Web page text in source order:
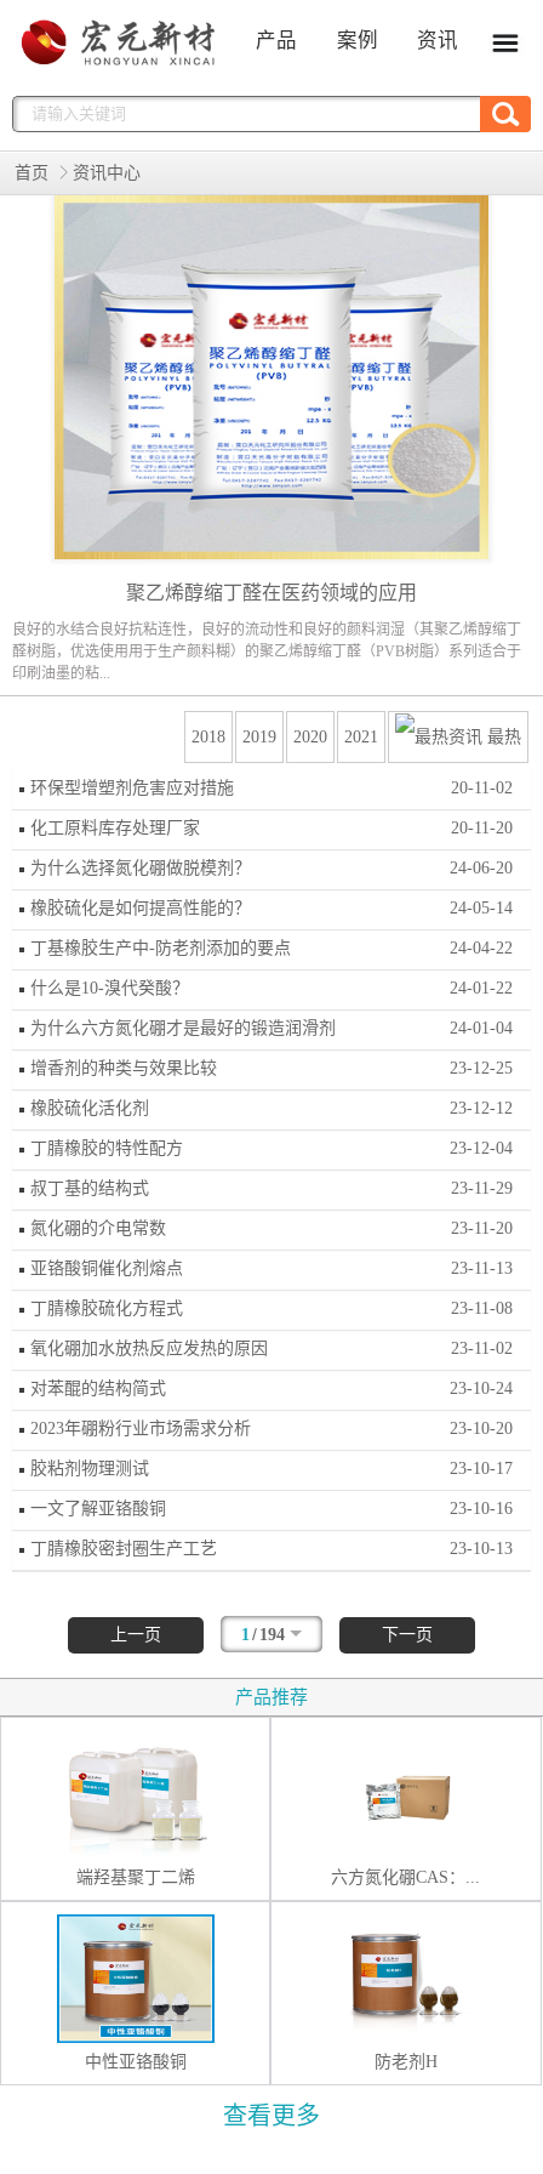
产品 案例 资讯
首页 资讯中心
聚乙烯醇缩丁醛在医药领域的应用
良好的水结合良好抗粘连性，良好的流动性和良好的颜料润湿（其聚乙烯醇缩丁
醛树脂，优选使用用于生产颜料糊）的聚乙烯醇缩丁醛（PVB树脂）系列适合于
印刷油墨的粘...
2018 2019 2020 2021 最热
环保型增塑剂危害应对措施 20-11-02
化工原料库存处理厂家 20-11-20
为什么选择氮化硼做脱模剂？ 24-06-20
橡胶硫化是如何提高性能的？ 24-05-14
丁基橡胶生产中-防老剂添加的要点 24-04-22
什么是10-溴代癸酸？ 24-01-22
为什么六方氮化硼才是最好的锻造润滑剂 24-01-04
增香剂的种类与效果比较 23-12-25
橡胶硫化活化剂 23-12-12
丁腈橡胶的特性配方 23-12-04
叔丁基的结构式 23-11-29
氮化硼的介电常数 23-11-20
亚铬酸铜催化剂熔点 23-11-13
丁腈橡胶硫化方程式 23-11-08
氧化硼加水放热反应发热的原因 23-11-02
对苯醌的结构简式 23-10-24
2023年硼粉行业市场需求分析 23-10-20
胶粘剂物理测试 23-10-17
一文了解亚铬酸铜 23-10-16
丁腈橡胶密封圈生产工艺 23-10-13
上一页 1 / 194 下一页
产品推荐
端羟基聚丁二烯 六方氮化硼CAS：...
中性亚铬酸铜 防老剂H
查看更多